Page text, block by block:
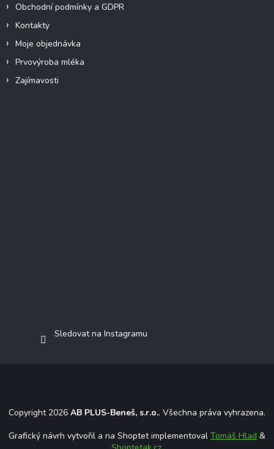
Obchodní podmínky a GDPR
Kontakty
Moje objednávka
Prvovýroba mléka
Zajímavosti
Sledovat na Instagramu
Copyright 2026 AB PLUS-Beneš, s.r.o.. Všechna práva vyhrazena.
Grafický návrh vytvořil a na Shoptet implementoval Tomáš Hlad &